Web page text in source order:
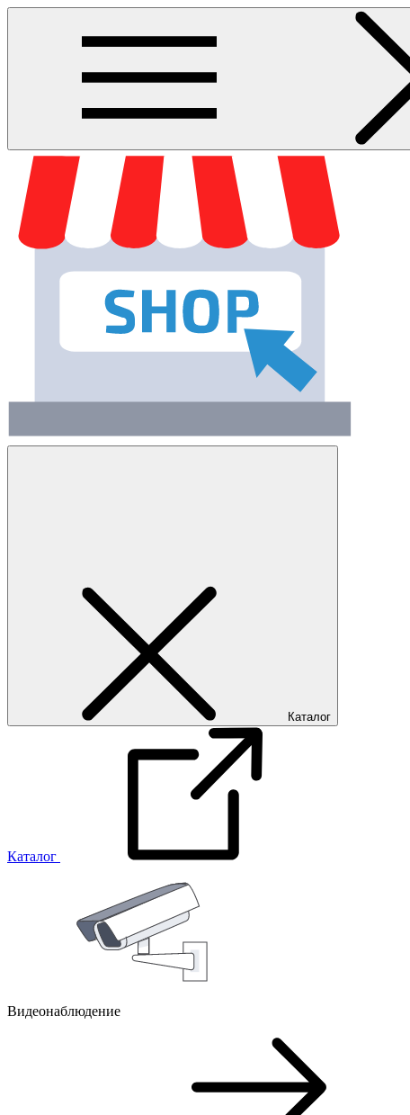
Каталог
Каталог
Видеонаблюдение